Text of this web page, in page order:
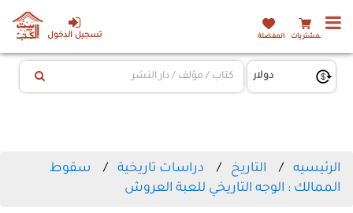
تسجيل الدخول المشتريات المفضلة
الرئيسيه التاريخ دراسات تاريخية
سقوط
الممالك : الوجه التاريخي للعبة العروش